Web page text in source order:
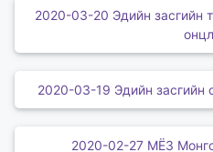
2020-03-20 Эдийн засгийн
2020-03-19 Эдийн засгийн
2020-02-27 МЁЗ